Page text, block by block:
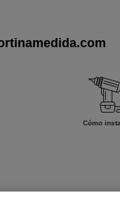
Cómo